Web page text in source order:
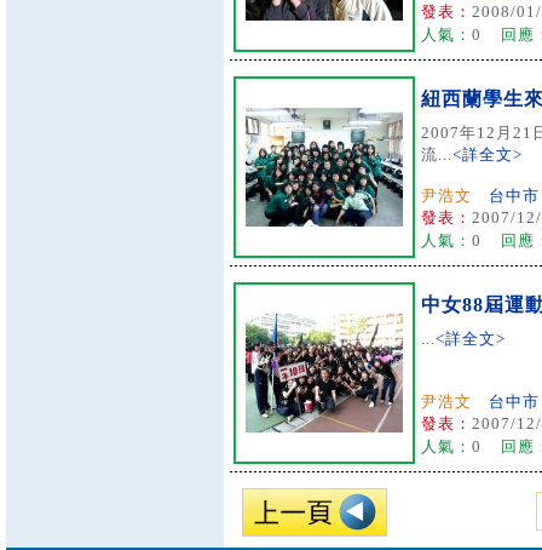
發表： 2008/
人氣： 0 回應
紐西蘭學生
2007年12月21
流...<詳全文>
尹浩文
台中市
發表： 2007/
人氣： 0 回應
中女88屆運
...<詳全文>
尹浩文
台中市
發表： 2007/
人氣： 0 回應